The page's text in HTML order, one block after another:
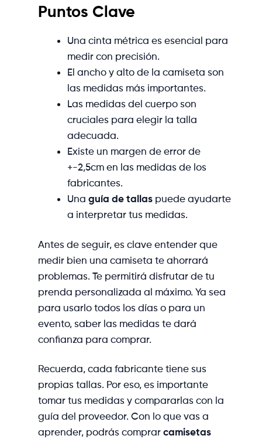
Puntos Clave
Una cinta métrica es esencial para
medir con precisión.
El ancho y alto de la camiseta son
las medidas más importantes.
Las medidas del cuerpo son
cruciales para elegir la talla
adecuada.
Existe un margen de error de
+-2,5cm en las medidas de los
fabricantes.
Unaguía de tallas puede ayudarte
a interpretar tus medidas.
Antes de seguir, es clave entender que
medir bien una camiseta te ahorrará
problemas. Te permitirá disfrutar de tu
prenda personalizada al máximo. Ya sea
para usarlo todos los días o para un
evento, saber las medidas te dará
confianza para comprar.
Recuerda, cada fabricante tiene sus
propias tallas. Por eso, es importante
tomar tus medidas y compararlas con la
guía del proveedor. Con lo que vas a
aprender, podrás comprar camisetas